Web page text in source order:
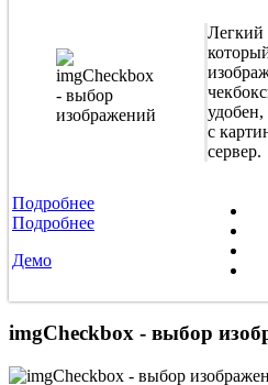
Легкий
удобен,
с
сервер.
Подробнее
Подробнее
Демо
imgCheckbox - выбор